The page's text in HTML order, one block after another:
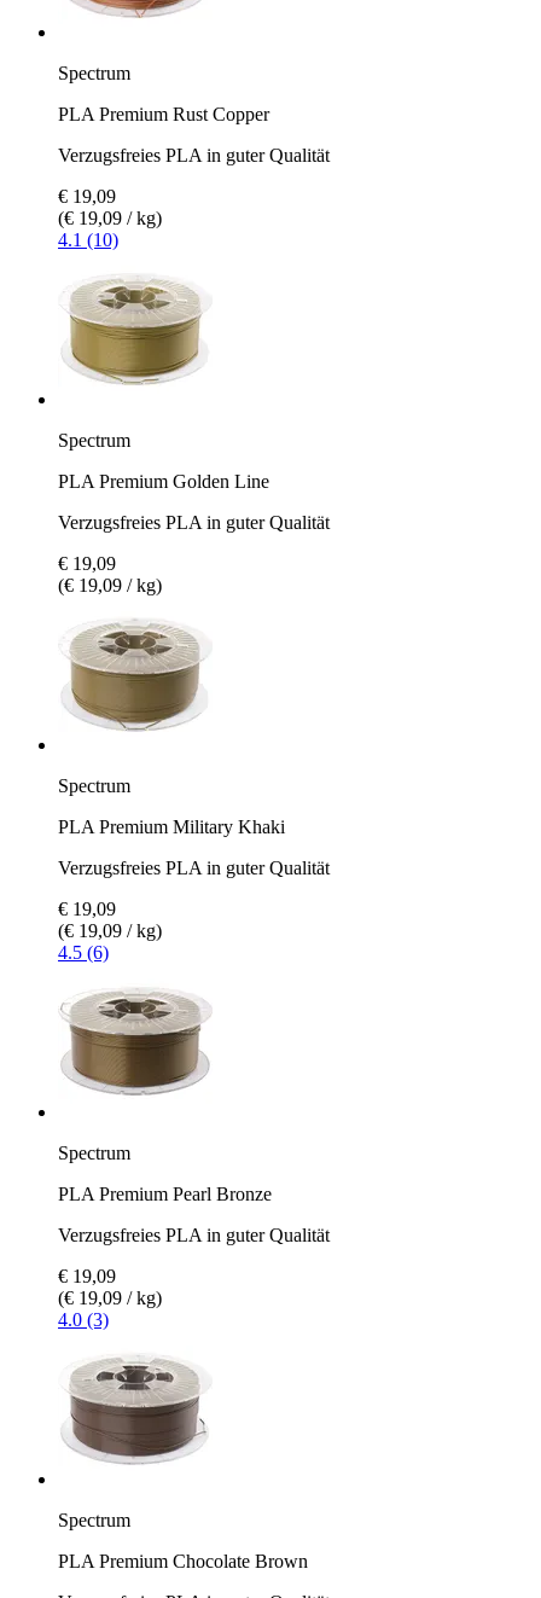
Spectrum
PLA Premium Rust Copper
Verzugsfreies PLA in guter Qualität
€ 19,09
(€ 19,09 / kg)
4.1 (10)
Spectrum
PLA Premium Golden Line
Verzugsfreies PLA in guter Qualität
€ 19,09
(€ 19,09 / kg)
Spectrum
PLA Premium Military Khaki
Verzugsfreies PLA in guter Qualität
€ 19,09
(€ 19,09 / kg)
4.5 (6)
Spectrum
PLA Premium Pearl Bronze
Verzugsfreies PLA in guter Qualität
€ 19,09
(€ 19,09 / kg)
4.0 (3)
Spectrum
PLA Premium Chocolate Brown